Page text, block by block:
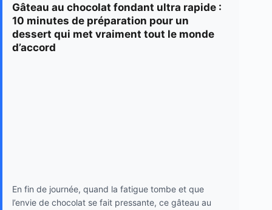
Gâteau au chocolat fondant ultra rapide :
10 minutes de préparation pour un
dessert qui met vraiment tout le monde
d’accord
En fin de journée, quand la fatigue tombe et que
l’envie de chocolat se fait pressante, ce gâteau au